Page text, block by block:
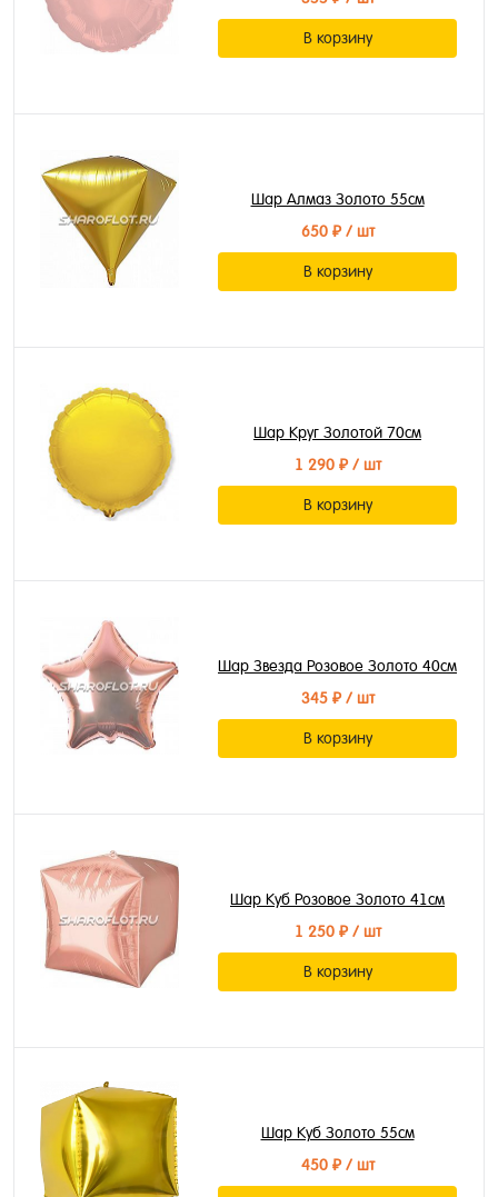
В корзину
Шар Алмаз Золото 55см
650 ₽/ шт
В корзину
Шар Круг Золотой 70см
1 290 ₽/ шт
В корзину
Шар Звезда Розовое Золото 40см
345 ₽/ шт
В корзину
Шар Куб Розовое Золото 41см
1 250 ₽/ шт
В корзину
Шар Куб Золото 55см
450 ₽/ шт